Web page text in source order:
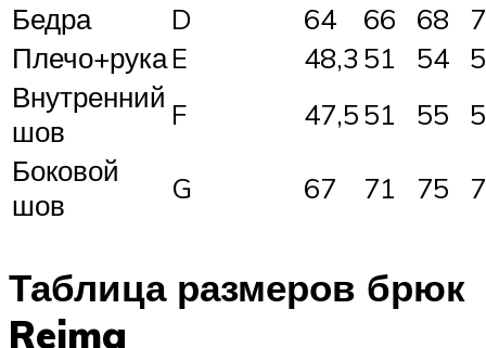
Бедра
D 64 66 68
Плечо+рукаE 48,3 51 54
Внутренний
шов
F 47,551 55
Боковой
шов
G 67 71 75
Таблица размеров брюк
Reima